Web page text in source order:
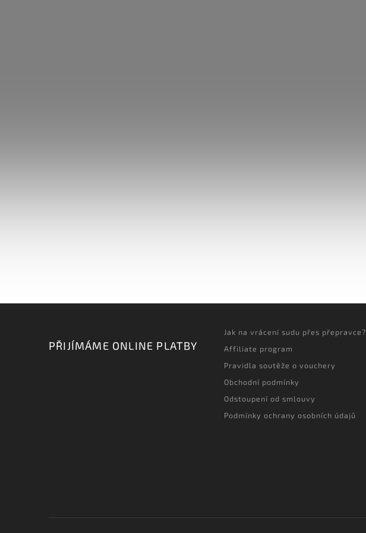
PŘIJÍMÁME ONLINE PLATBY
Jak na vrácení sudu přes přepravce?
Affiliate program
Pravidla soutěže o vouchery
Obchodní podmínky
Odstoupení od smlouvy
Podmínky ochrany osobních údajů